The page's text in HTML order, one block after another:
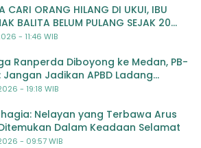
CARI ORANG HILANG DI UKUI, IBU
BALITA BELUM PULANG SEJAK 20
- 11:46 WIB
Ranperda Diboyong ke Medan, PB-
Jangan Jadikan APBD Ladang
yang Tak Perlu
- 19:18 WIB
Nelayan yang Terbawa Arus
Dalam Keadaan Selamat
- 09:57 WIB